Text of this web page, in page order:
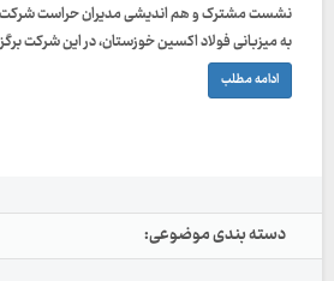
نشست مشترک و هم اندیشی مدیران حراست شرکت
به میزبانی فولاد اکسین خوزستان، در این شرکت
ادامه مطلب
دسته بندی موضوعی: